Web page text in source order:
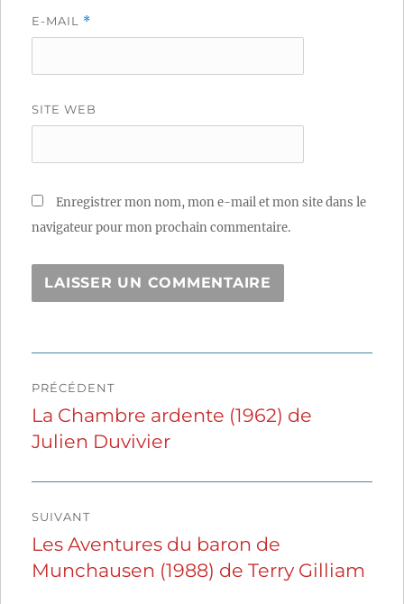
E-MAIL *
SITE WEB
Enregistrer mon nom, mon e-mail et mon site dans le
navigateur pour mon prochain commentaire.
de
l’article
PRÉCÉDENT
Publication
précédente :
La Chambre ardente (1962) de
Julien Duvivier
SUIVANT
Publication
suivante :
Les Aventures du baron de
Munchausen (1988) de Terry Gilliam